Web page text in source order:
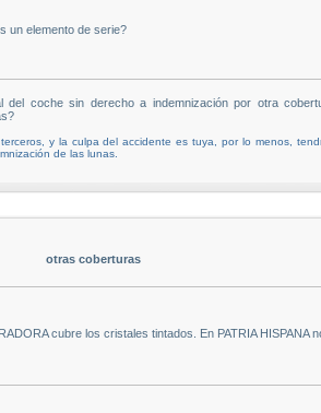
un elemento de serie?
del coche sin derecho a indemnización por otra
y la culpa del accidente es tuya, por lo menos,
de las lunas.
otras coberturas
cubre los cristales tintados. En PATRIA HISPANA